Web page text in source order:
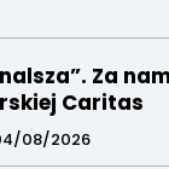
Za
Caritas
08/2026